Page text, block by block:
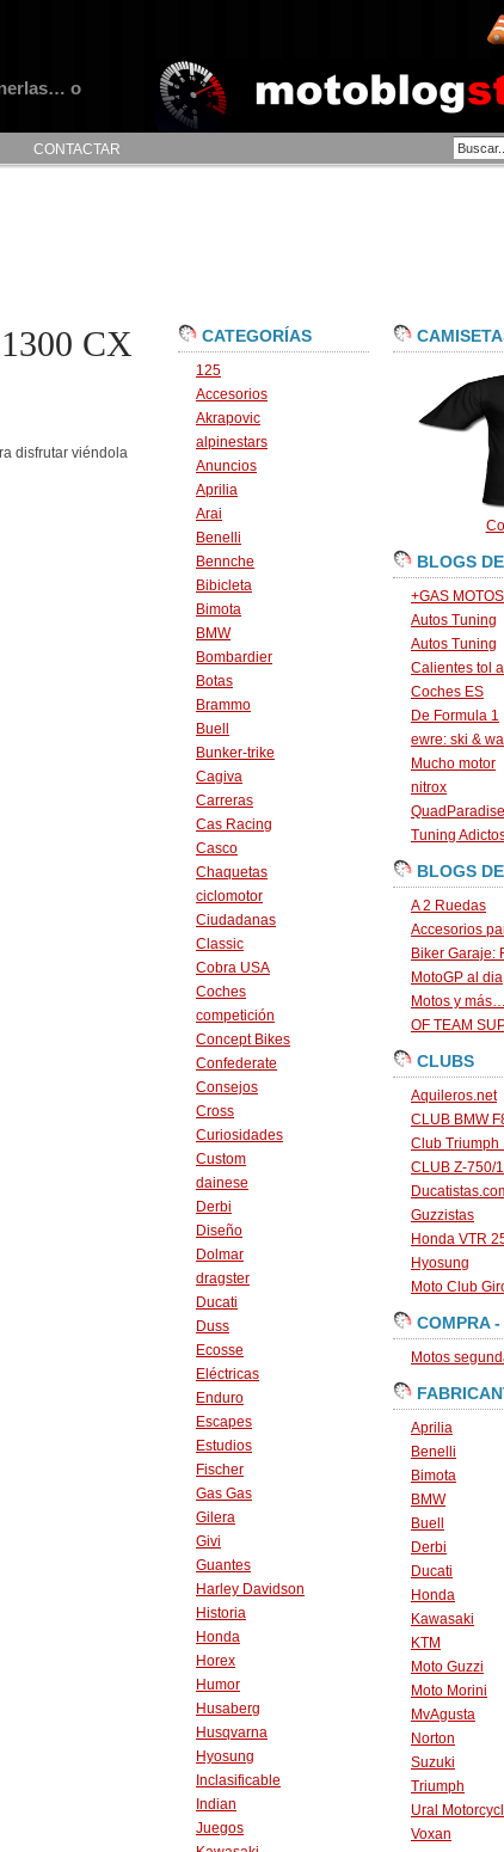
o
CONTACTAR
CX
disfrutar viéndola
CATEGORÍAS
125
Accesorios
Akrapovic
alpinestars
Anuncios
Aprilia
Arai
Benelli
Bennche
Bibicleta
Bimota
BMW
Bombardier
Botas
Brammo
Buell
Bunker-trike
Cagiva
Carreras
Cas Racing
Casco
Chaquetas
ciclomotor
Ciudadanas
Classic
Cobra USA
Coches
competición
Concept Bikes
Confederate
Consejos
Cross
Curiosidades
Custom
dainese
Derbi
Diseño
Dolmar
dragster
Ducati
Duss
Ecosse
Eléctricas
Enduro
Escapes
Estudios
Fischer
Gas Gas
Gilera
Givi
Guantes
Harley Davidson
Historia
Honda
Horex
Humor
Husaberg
Husqvarna
Hyosung
Inclasificable
Indian
Juegos
BLOGS
+GAS MOTOS
Autos Tuning
Autos Tuning
Calientes tol
Coches ES
De Formula 1
ewre: ski &
Mucho motor
nitrox
QuadParadise
Tuning
BLOGS
A 2 Ruedas
Accesorios
Biker Garaje:
MotoGP al dia
Motos y más…
OF TEAM
CLUBS
Aquileros.net
CLUB BMW
Club Triumph
CLUB Z-750/
Guzzistas
Honda VTR
Hyosung
Moto Club
COMPRA
Motos
Aprilia
Benelli
Bimota
BMW
Buell
Derbi
Ducati
Honda
Kawasaki
KTM
Moto Guzzi
Moto Morini
MvAgusta
Norton
Suzuki
Triumph
Ural
Voxan